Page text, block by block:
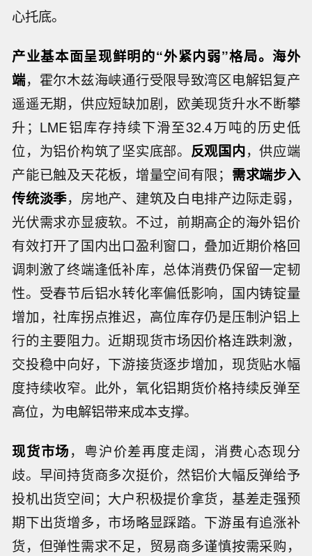
心托底。
产业基本面呈现鲜明的“外紧内弱”格局。海外
端，霍尔木兹海峡通行受限导致湾区电解铝复产
遥遥无期，供应短缺加剧，欧美现货升水不断攀
升；LME铝库存持续下滑至32.4万吨的历史低
位，为铝价构筑了坚实底部。 反观国内，供应端
产能已触及天花板，增量空间有限； 需求端步入
传统淡季，房地产、建筑及白电排产边际走弱，
光伏需求亦显疲软。不过，前期高企的海外铝价
有效打开了国内出口盈利窗口，叠加近期价格回
调刺激了终端逢低补库，总体消费仍保留一定韧
性。受春节后铝水转化率偏低影响，国内铸锭量
增加，社库拐点推迟，高位库存仍是压制沪铝上
行的主要阻力。近期现货市场因价格连跌刺激，
交投稳中向好，下游接货逐步增加，现货贴水幅
度持续收窄。此外，氧化铝期货价格持续反弹至
高位，为电解铝带来成本支撑。
现货市场，粤沪价差再度走阔，消费心态现分
歧。早间持货商多次挺价，然铝价大幅反弹给予
投机出货空间；大户积极提价拿货，基差走强预
期下出货增多，市场略显踩踏。下游虽有追涨补
货，但弹性需求不足，贸易商多谨慎按需采购，